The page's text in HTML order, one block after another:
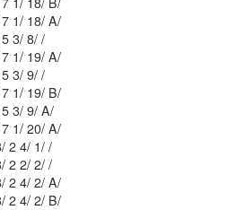
Mblu: 37/ 7 1/ 18/ A/
Mblu: 27/ 5 3/ 8/ /
Mblu: 37/ 7 1/ 19/ A/
Mblu: 27/ 5 3/ 9/ /
Mblu: 37/ 7 1/ 19/ B/
Mblu: 27/ 5 3/ 9/ A/
Mblu: 37/ 7 1/ 20/ A/
Mblu: 38/ 2 4/ 1/ /
Mblu: 38/ 2 2/ 2/ /
Mblu: 38/ 2 4/ 2/ A/
Mblu: 38/ 2 4/ 2/ B/